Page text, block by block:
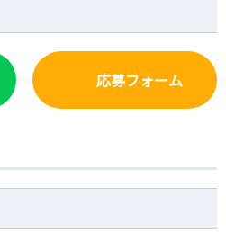
応募フォーム